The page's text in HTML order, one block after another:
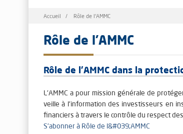
Fil
Accueil Rôle de l'AMMC
Rôle de l'AMMC
Rôle de l'AMMC dans la
L'AMMC a pour mission générale de
veille à l'information des investisseurs en
financiers à travers le contrôle du respect
S'abonner à Rôle de l&#039;AMMC